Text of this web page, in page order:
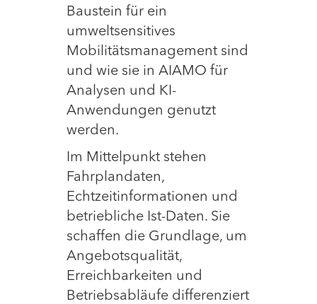
Baustein für ein
umweltsensitives
Mobilitätsmanagement sind
und wie sie in AIAMO für
Analysen und KI-
Anwendungen genutzt
werden.
Im Mittelpunkt stehen
Fahrplandaten,
Echtzeitinformationen und
betriebliche Ist-Daten. Sie
schaffen die Grundlage, um
Angebotsqualität,
Erreichbarkeiten und
Betriebsabläufe differenziert